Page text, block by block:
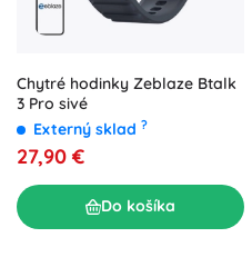
Chytré hodinky Zeblaze Btalk
3 Pro sivé
Externý sklad ?
27,90 €
Do košíka